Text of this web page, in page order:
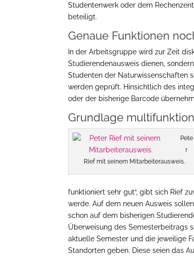
Studentenwerk oder dem
beteiligt.
Genaue Funktionen
In der Arbeitsgruppe wird zur Zeit
Studierendenausweis dienen,
Studenten der Naturwissenschaften
werden geprüft. Hinsichtlich des
oder der bisherige Barcode
Grundlage
Pete
r
Rief mit seinem Mitarbeiterausweis.
funktioniert sehr gut“, gibt sich Rief
werde. Auf dem neuen Ausweis
schon auf dem bisherigen
Überweisung des Semesterbeitrags
aktuelle Semester und die jeweilige
Standorten geben. Diese seien das